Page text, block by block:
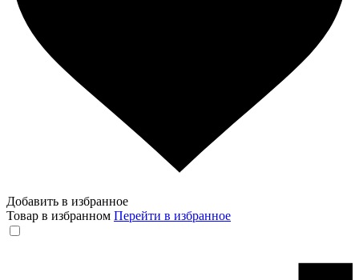
Добавить в избранное
Товар в избранном Перейти в избранное